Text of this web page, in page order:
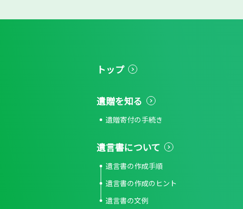
トップ
遺贈を知る
遺贈寄付の手続き
遺言書について
遺言書の作成手順
遺言書の作成のヒント
遺言書の文例